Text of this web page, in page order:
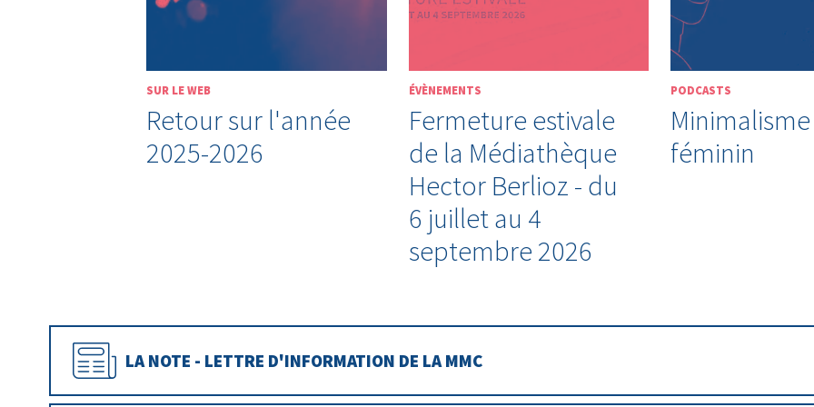
SUR LE WEB
Retour sur l'année
2025-2026
ÉVÈNEMENTS
Fermeture estivale
de la Médiathèque
Hector Berlioz - du
6 juillet au 4
septembre 2026
PODCASTS
féminin
LA NOTE - LETTRE D'INFORMATION DE LA MMC